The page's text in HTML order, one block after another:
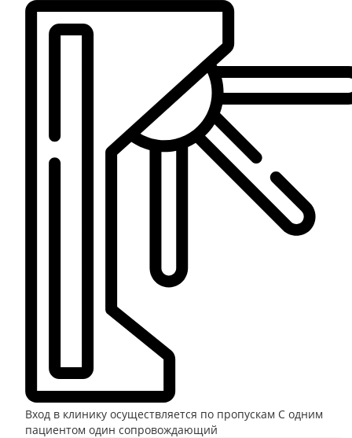
Вход в клинику осуществляется по пропускам С одним
пациентом один сопровождающий